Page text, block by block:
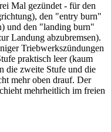
Mal gezündet - für den
den "entry burn"
und den "landing burn"
Landung abzubremsen).
Triebwerkszündungen
praktisch leer (kaum
die zweite Stufe und die
mehr oben drauf. Der
mehrheitlich im freien